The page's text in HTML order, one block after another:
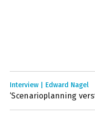
Interview | Edward Nagel
‘Scenarioplanning